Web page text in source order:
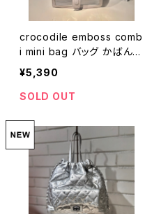
crocodile emboss comb
i mini bag バッグ かばん
ミニサイズ メタリック 型押
し ストラップ
¥5,390
SOLD OUT